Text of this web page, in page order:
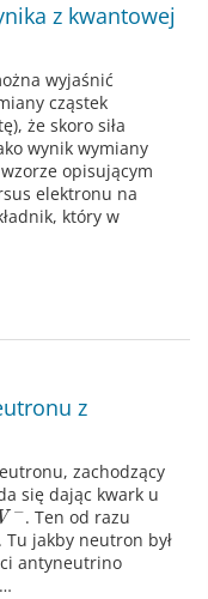
z kwantowej
wyjaśnić
cząstek
że skoro siła
wynik wymiany
opisującym
elektronu na
który w
z
zachodzący
się dając kwark u
−. Ten od razu
jakby neutron był
antyneutrino